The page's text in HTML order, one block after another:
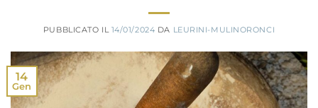
PUBBLICATO IL 14/01/2024 DA LEURINI-MULINORONCI
14
Gen